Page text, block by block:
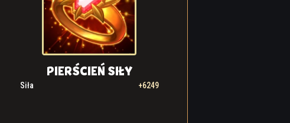
PIERŚCIEŃ SIŁY
Siła +6249